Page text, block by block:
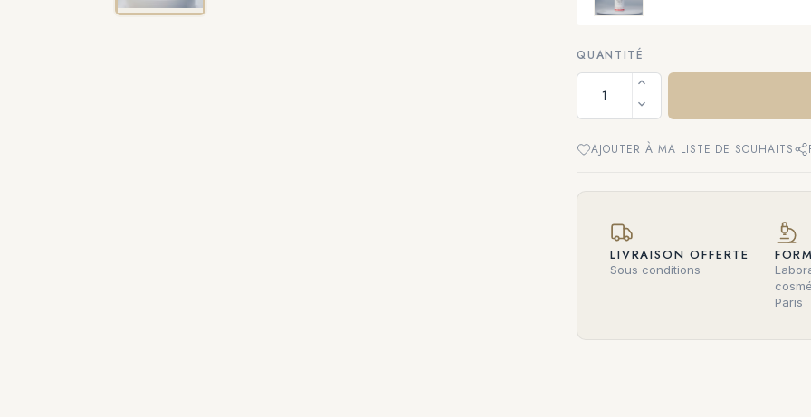
QUANTITÉ
AJOUTER À MA LISTE DE SOUHAITS
LIVRAISON OFFERTE
Sous conditions
Paris